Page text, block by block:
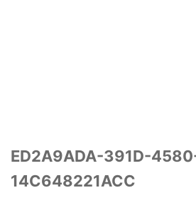
ED2A9ADA-391D-
14C648221ACC